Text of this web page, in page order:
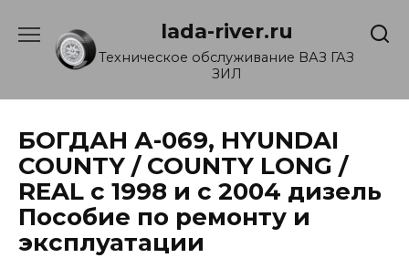
содержанию
lada-river.ru
Техническое обслуживание ВАЗ ГАЗ
ЗИЛ
БОГДАН А-069, HYUNDAI
COUNTY / COUNTY LONG /
REAL с 1998 и с 2004 дизель
Пособие по ремонту и
эксплуатации